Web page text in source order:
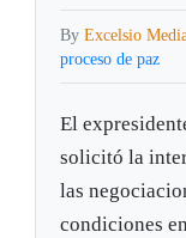
ByExcelsio
proceso de paz
El
solicitó la
las
condiciones